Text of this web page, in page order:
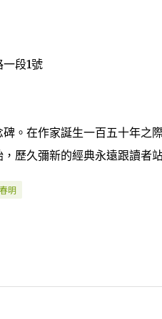
段1號
。在作家誕生一百五十年之
歷久彌新的經典永遠跟讀者
明